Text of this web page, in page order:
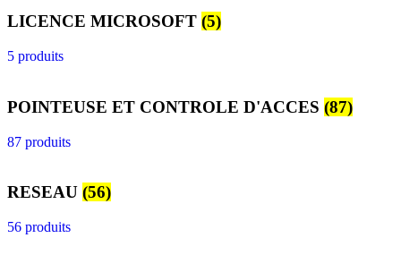
LICENCE MICROSOFT (5)
5 produits
POINTEUSE ET CONTROLE D'ACCES (87)
87 produits
RESEAU (56)
56 produits